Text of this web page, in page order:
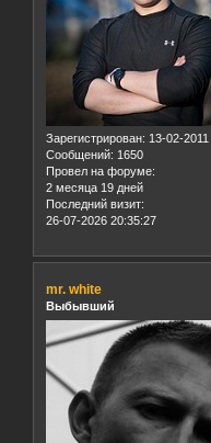
Зарегистрирован: 13-02-2011
Сообщений: 1650
Провел на форуме:
2 месяца 19 дней
Последний визит:
26-07-2026 20:35:27
mr. white
Выбывший